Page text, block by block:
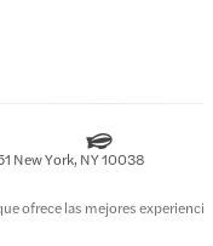
New York, NY 10038
ofrece las mejores